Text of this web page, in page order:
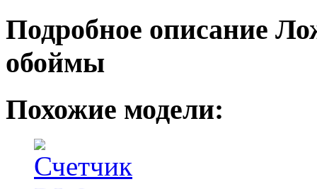
Подробное описание
обоймы
Похожие модели: